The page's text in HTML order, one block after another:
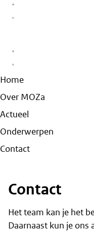
Home
Over MOZa
Actueel
Onderwerpen
Contact
Contact
Het team kan je het
Daarnaast kun je ons